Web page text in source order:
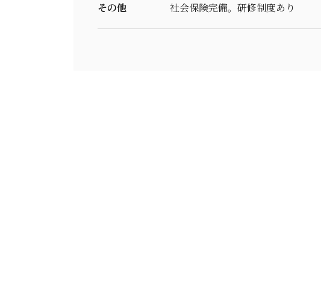
その他 社会保険完備。研修制度あり